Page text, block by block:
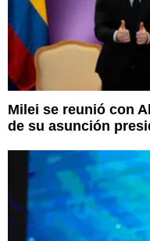
Milei se reunió con
de su asunción